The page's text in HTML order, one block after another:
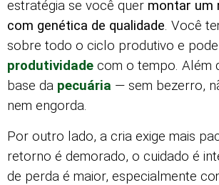
estratégia se você quer montar um
com genética de qualidade. Você
sobre todo o ciclo produtivo e
produtividade com o tempo. Além
base da pecuária — sem bezerro,
nem engorda.
Por outro lado, a cria exige mais
retorno é demorado, o cuidado é
de perda é maior, especialmente